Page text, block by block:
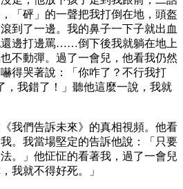
「砰」的一聲把我打倒在地，頭盔
到了一邊。我的鼻子一下子就出血
邊打邊罵……倒下後我就躺在地上
不動彈。過了一會兒，他看我仍然
得哭著說：「你咋了？不行我打
，我錯了！」聽他這麼一說，我就
我們告訴未來》的真相視頻。他看
。我當場堅定的告訴他說：「只要
。」他怔怔的看著我，過了一會兒
我就不得好死。」